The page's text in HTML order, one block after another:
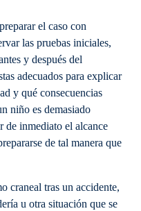
el caso con
las pruebas iniciales,
y después del
adecuados para explicar
y qué consecuencias
niño es demasiado
de inmediato el alcance
de tal manera que
craneal tras un accidente,
u otra situación que se